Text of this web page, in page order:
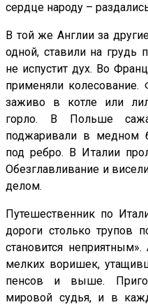
сердце народу –
В той же Англии за
одной, ставили на грудь
не испустит дух. Во
применяли
заживо в котле или
горло. В Польше
поджаривали в медном
под ребро. В Италии
Обезглавливание и
делом.
Путешественник по
дороги столько трупов
становится
мелких воришек,
пенсов и выше.
мировой судья, и в